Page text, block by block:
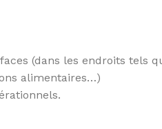
(dans les endroits tels
alimentaires…)